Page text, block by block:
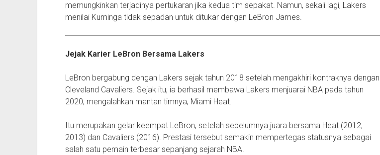
memungkinkan terjadinya pertukaran jika kedua tim sepakat. Namun, sekali lagi, Lakers
menilai Kuminga tidak sepadan untuk ditukar dengan LeBron James.
Jejak Karier LeBron Bersama Lakers
LeBron bergabung dengan Lakers sejak tahun 2018 setelah mengakhiri kontraknya dengan
Cleveland Cavaliers. Sejak itu, ia berhasil membawa Lakers menjuarai NBA pada tahun
2020, mengalahkan mantan timnya, Miami Heat.
Itu merupakan gelar keempat LeBron, setelah sebelumnya juara bersama Heat (2012,
2013) dan Cavaliers (2016). Prestasi tersebut semakin mempertegas statusnya sebagai
salah satu pemain terbesar sepanjang sejarah NBA.